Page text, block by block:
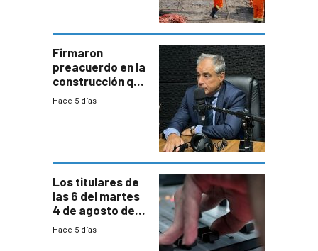
a revisar
proyectos
Firmaron
preacuerdo en la
construcción que
comprende
Hace 5 días
Los titulares de
las 6 del martes
4 de agosto de
2026
Hace 5 días